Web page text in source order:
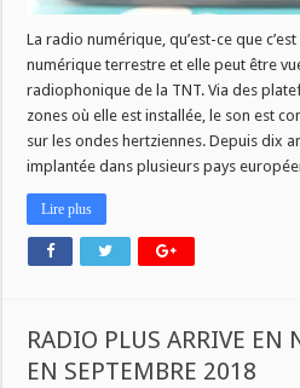
La radio numérique, qu’est-ce que
numérique terrestre et elle peut être
radiophonique de la TNT. Via des
zones où elle est installée, le son est
sur les ondes hertziennes. Depuis dix
implantée dans plusieurs pays
Lire plus
RADIO PLUS ARRIVE EN
EN SEPTEMBRE 2018